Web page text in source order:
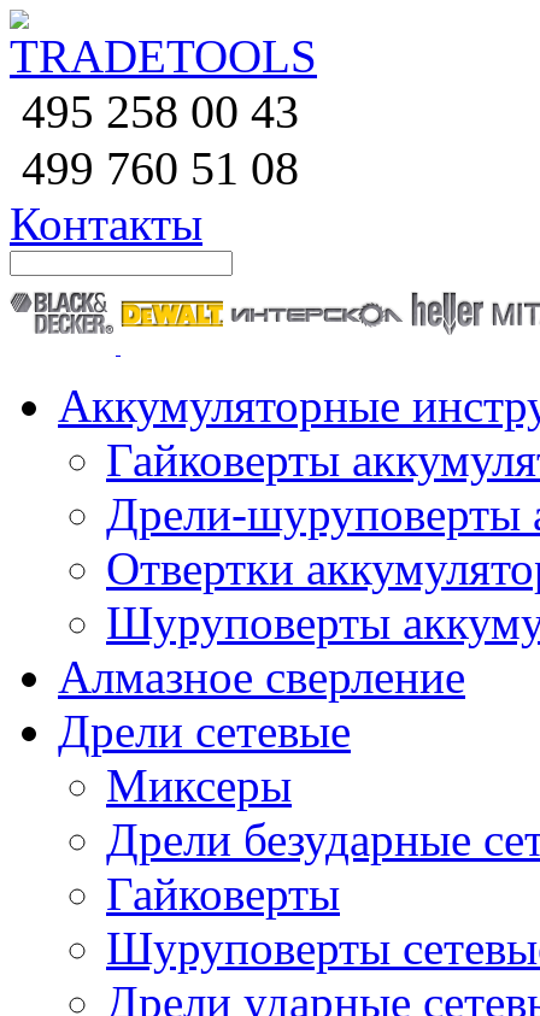
495 258 00 43
499 760 51 08
Контакты
Аккумуляторные
Гайковерты
Дрели-шуруповерты
Отвертки
Шуруповерты
Алмазное сверление
Дрели сетевые
Миксеры
Дрели безударные
Гайковерты
Шуруповерты
Дрели ударные